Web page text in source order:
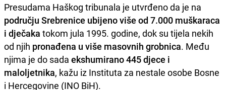
Presudama Haškog tribunala je utvrđeno da je na
području Srebrenice ubijeno više od 7.000 muškaraca
i dječaka tokom jula 1995. godine, dok su tijela nekih
od njih pronađena u više masovnih grobnica. Među
njima je do sada ekshumirano 445 djece i
maloljetnika, kažu iz Instituta za nestale osobe Bosne
i Hercegovine (INO BiH).